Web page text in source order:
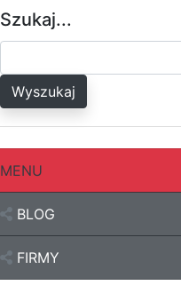
Szukaj...
Wyszukaj
MENU
BLOG
FIRMY